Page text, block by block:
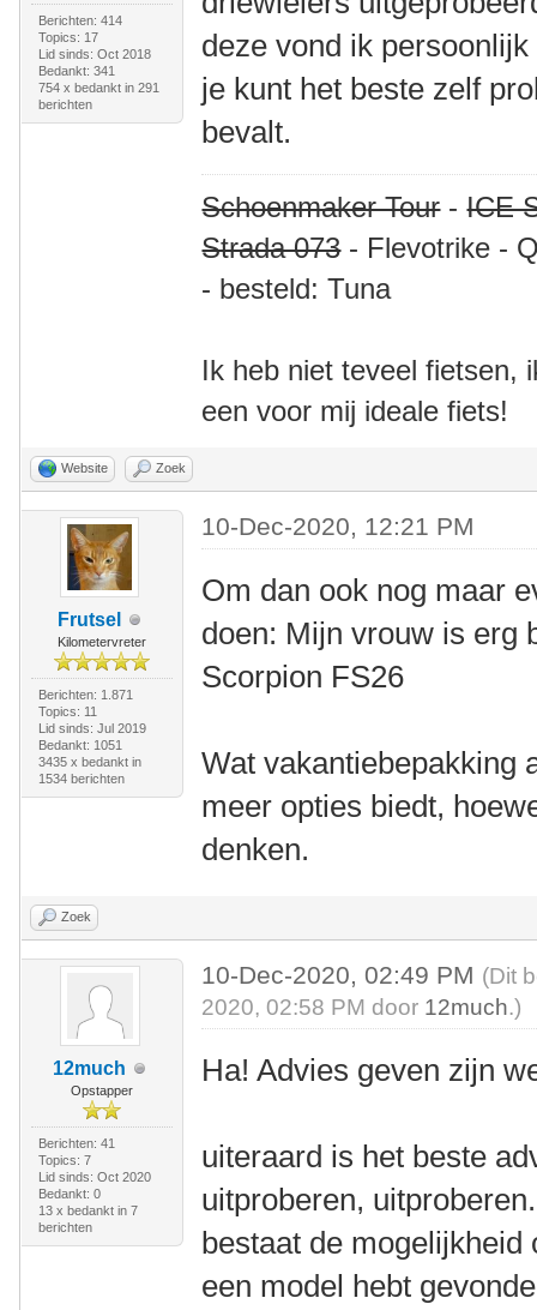
Berichten: 414
Topics: 17
Lid sinds: Oct 2018
Bedankt: 341
754 x bedankt in 291
berichten
deze vond ik
je kunt het beste zelf
bevalt.
Schoenmaker Tour-ICE
Strada 073- Flevotrike -
- besteld: Tuna
Ik heb niet teveel fietsen,
een voor mij ideale fiets!
Website Zoek
Frutsel
Kilometervreter
Berichten: 1.871
Topics: 11
Lid sinds: Jul 2019
Bedankt: 1051
3435 x bedankt in
1534 berichten
10-Dec-2020, 12:21 PM
Om dan ook nog maar
doen: Mijn vrouw is erg
Scorpion FS26
Wat vakantiebepakking
meer opties biedt,
denken.
Zoek
12much
Opstapper
Berichten: 41
Topics: 7
Lid sinds: Oct 2020
Bedankt: 0
13 x bedankt in 7
berichten
10-Dec-2020, 02:49 PM (Dit
2020, 02:58 PM door 12much.)
Ha! Advies geven zijn
uiteraard is het beste
uitproberen,
bestaat de
een model hebt